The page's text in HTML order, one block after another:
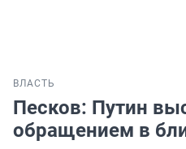
ВЛАСТЬ
Песков: Путин
обращением в